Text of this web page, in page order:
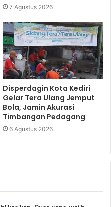
7 Agustus 2026
Disperdagin Kota Kediri
Gelar Tera Ulang Jemput
Bola, Jamin Akurasi
Timbangan Pedagang
6 Agustus 2026